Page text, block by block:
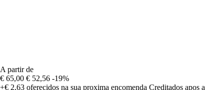
A partir de
€ 65,00 € 52,56 -19%
+€ 2,63 oferecidos na sua proxima encomenda Creditados apos a